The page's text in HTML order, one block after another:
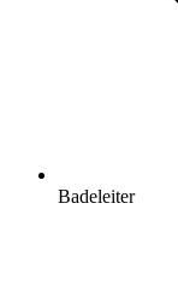
Badeleiter